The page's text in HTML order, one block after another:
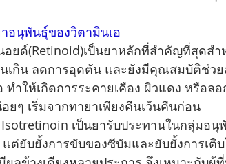
อนุพันธุ์ของวิตามินเอ
(Retinoid)เป็นยาหลักที่สำคัญที่สุดสำ
เกิน ลดการอุดตัน และยังมีคุณสมบัติช่วย
ทำให้เกิดการระคายเคือง ผิวแดง หรือล
ๆ เริ่มจากทายาเพียงคืนเว้นคืนก่อน
เป็นยารับประทานในกลุ่มอนุพั
ต่ยับยั้งการขับของซีบัมและยับยั้งการเติบ